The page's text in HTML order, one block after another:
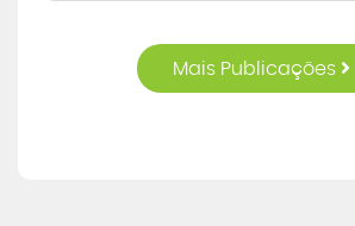
Mais Publicações